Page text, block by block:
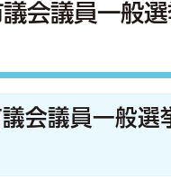
会議員一般
会議員一般選